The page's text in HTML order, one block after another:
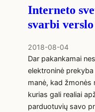
Interneto
svarbi
2018-08-04
Dar pakankamai
elektroninė
manė, kad žmonės
kurias gali realiai
parduotuvių savo